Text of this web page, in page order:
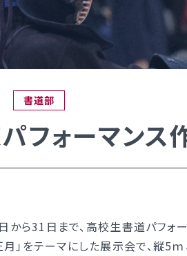
貫グランドデザイン
学び GSC
案内
タルパンフ）
入試
入
学び（カリキュラムポリシー）
介
ついて
内
学び GSC
入学
募
高
書道部
パフォーマン
ら31日まで、高校生書道パフォ
月」をテーマにした展示会で、縦